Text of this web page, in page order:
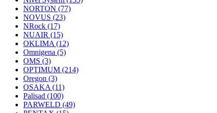
NORTON (77)
NOVUS (23)
NRock (17)
NUAIR (15)
OKLIMA (12)
Omnigena (5)
OMS (3)
OPTIMUM (214)
Oregon (3)
OSAKA (11)
Palisad (100)
PARWELD (49)